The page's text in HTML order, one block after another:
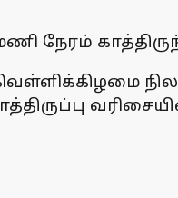
நேரம்